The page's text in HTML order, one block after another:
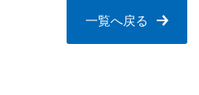
一覧へ戻る